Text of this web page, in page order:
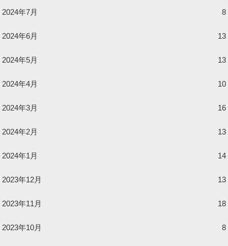
2024年7月 8
2024年6月 13
2024年5月 13
2024年4月 10
2024年3月 16
2024年2月 13
2024年1月 14
2023年12月 13
2023年11月 18
2023年10月 8